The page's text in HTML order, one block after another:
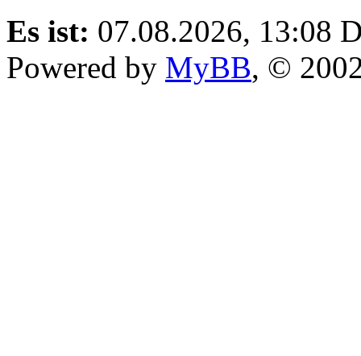
Es ist: 07.08.2026, 13:08
Powered by MyBB, ©